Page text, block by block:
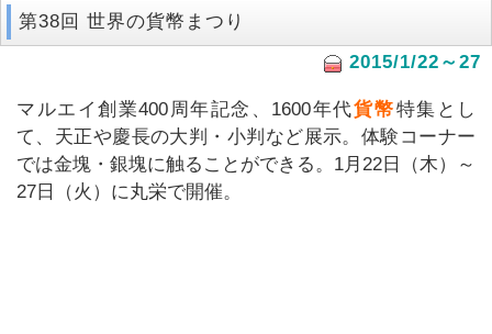
第38回 世界の貨幣まつり
2015/1/22～27
マルエイ創業400周年記念、1600年代貨幣特集とし
て、天正や慶長の大判・小判など展示。体験コーナー
では金塊・銀塊に触ることができる。1月22日（木）～
27日（火）に丸栄で開催。